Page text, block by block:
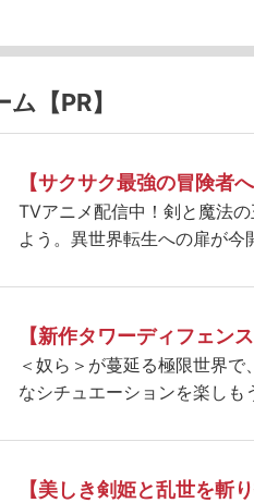
【PR】
【サクサク最強の冒険者へ
TVアニメ配信中！剣と魔法
よう。異世界転生への扉が今
【新作タワーディフェンス
＜奴ら＞が蔓延る極限世界
なシチュエーションを楽しも
【美しき剣姫と乱世を斬り